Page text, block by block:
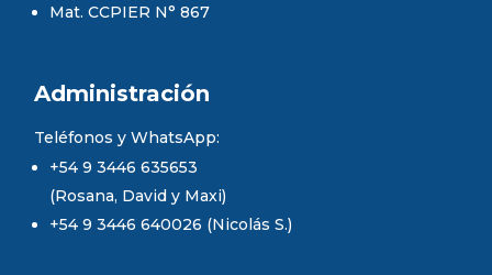
Mat. CCPIER N° 867
Administración
Teléfonos y WhatsApp:
+54 9 3446 635653
(Rosana, David y Maxi)
+54 9 3446 640026 (Nicolás S.)